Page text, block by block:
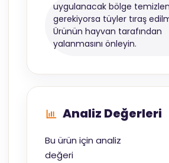
uygulanacak bölge
gerekiyorsa tüyler tıraş
Ürünün hayvan tarafından
yalanmasını önleyin.
Analiz Değerleri
Bu ürün için analiz
değeri